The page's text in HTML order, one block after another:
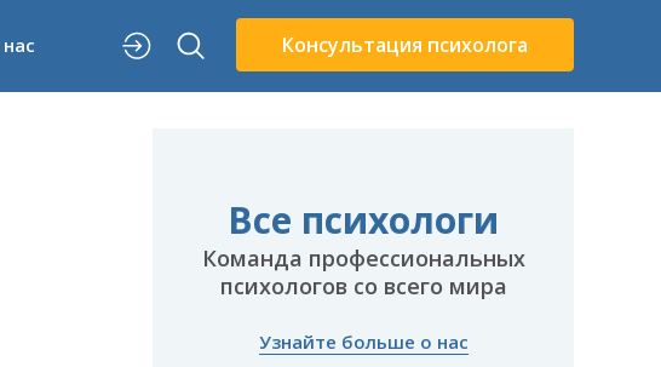
Консультация психолога
Все психологи
Команда профессиональных
психологов со всего мира
Узнайте больше о нас